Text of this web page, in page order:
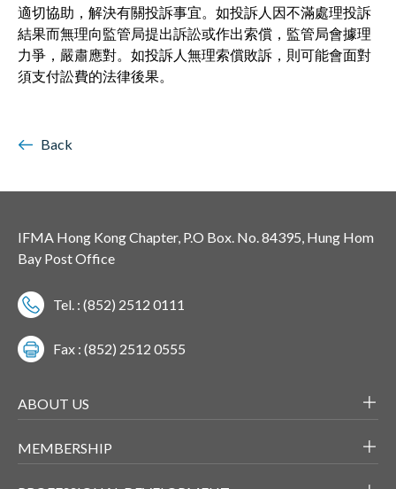
適切協助，解決有關投訴事宜。如投訴人因不滿處理投訴
結果而無理向監管局提出訴訟或作出索償，監管局會據理
力爭，嚴肅應對。如投訴人無理索償敗訴，則可能會面對
須支付訟費的法律後果。
Back
IFMA Hong Kong Chapter, P.O Box. No. 84395, Hung Hom
Bay Post Office
Tel. : (852) 2512 0111
Fax : (852) 2512 0555
ABOUT US
MEMBERSHIP